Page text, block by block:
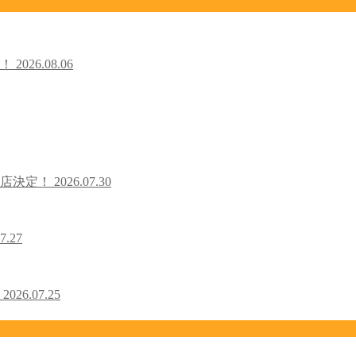
2026.08.06
決定！ 2026.07.30
2026.07.25